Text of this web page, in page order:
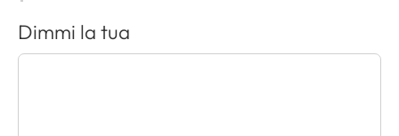
Dimmi la tua